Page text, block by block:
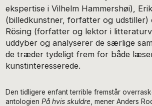
ekspertise i Vilhelm Hammershøi),
(billedkunstner, forfatter og udstiller)
Rösing (forfatter og lektor i
uddyber og analyserer de særlige
de træder tydeligt frem for både
kunstinteresserede.
Den tidligere enfant terrible fremstår
antologienPå hvis skuldre , mener Anders